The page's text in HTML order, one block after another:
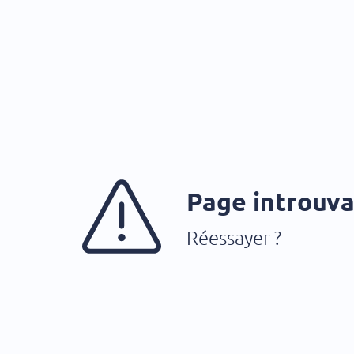
Page
Réessayer ?